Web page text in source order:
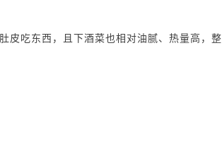
皮吃东西，且下酒菜也相对油腻、热量高，整